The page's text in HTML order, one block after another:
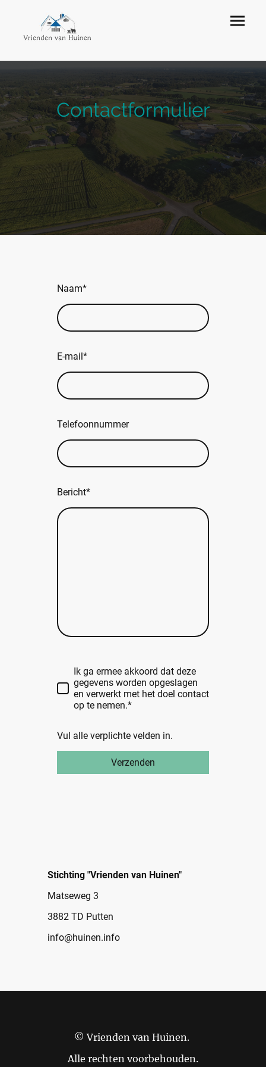
Contactformulier
Naam*
E-mail*
Telefoonnummer
Bericht*
Ik ga ermee akkoord dat deze
gegevens worden opgeslagen
en verwerkt met het doel contact
op te nemen.*
Vul alle verplichte velden in.
Verzenden
Stichting "Vrienden van Huinen"
Matseweg 3
3882 TD Putten
info@huinen.info
© Vrienden van Huinen.
Alle rechten voorbehouden.